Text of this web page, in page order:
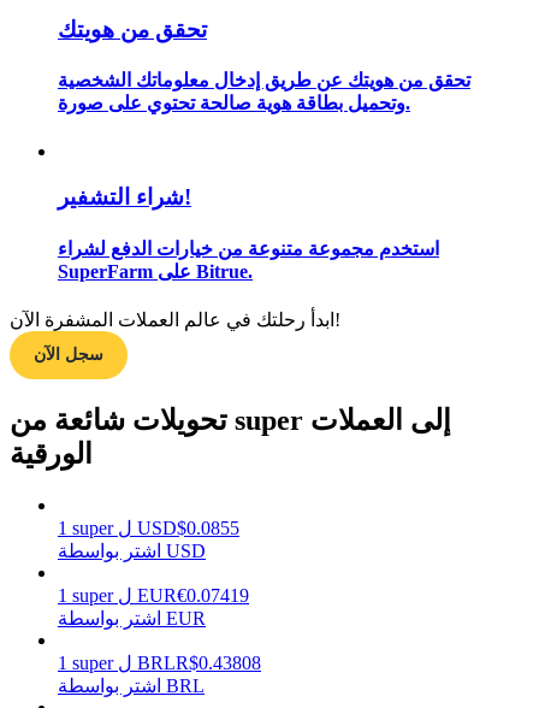
دليل المبتدئين للعقود الآجلة
تعلم كيفية البقاء مربحة
يكسب
تحقق من هويتك
تحقق من هويتك عن طريق إدخال معلوماتك الشخصية
وتحميل بطاقة هوية صالحة تحتوي على صورة.
شراء التشفير!
استخدم مجموعة متنوعة من خيارات الدفع لشراء
SuperFarm على Bitrue.
ابدأ رحلتك في عالم العملات المشفرة الآن!
سجل الآن
تحويلات شائعة من super إلى العملات
الورقية
1 super ل USD$0.0855
اشتر بواسطة USD
1 super ل EUR€0.07419
اشتر بواسطة EUR
1 super ل BRLR$0.43808
اشتر بواسطة BRL